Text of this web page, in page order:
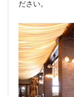
ださい。